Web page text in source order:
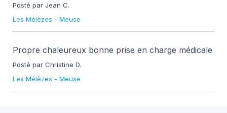
Posté par Jean C.
Les Mélèzes - Meuse
Propre chaleureux bonne prise en charge médicale
Posté par Christine D.
Les Mélèzes - Meuse